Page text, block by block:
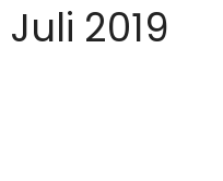
Juli 2019